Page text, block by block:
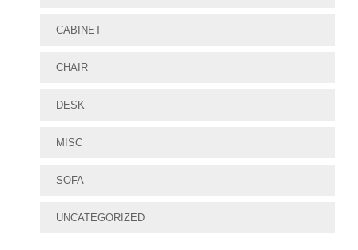
CABINET
CHAIR
DESK
MISC
SOFA
UNCATEGORIZED